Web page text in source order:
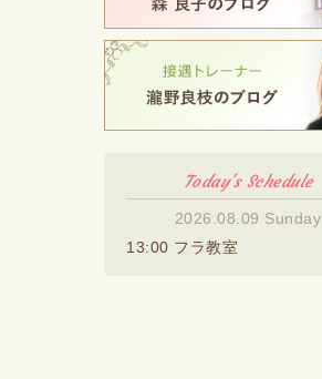
Today's Schedule
2026.08.09 Sunday
13:00 フラ教室